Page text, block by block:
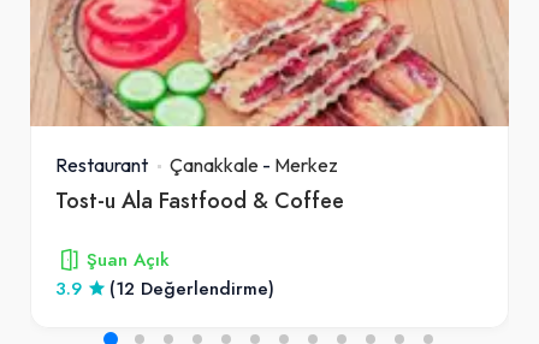
Restaurant Çanakkale - Merkez
Tost-u Ala Fastfood & Coffee
Şuan Açık
3.9
(12 Değerlendirme)